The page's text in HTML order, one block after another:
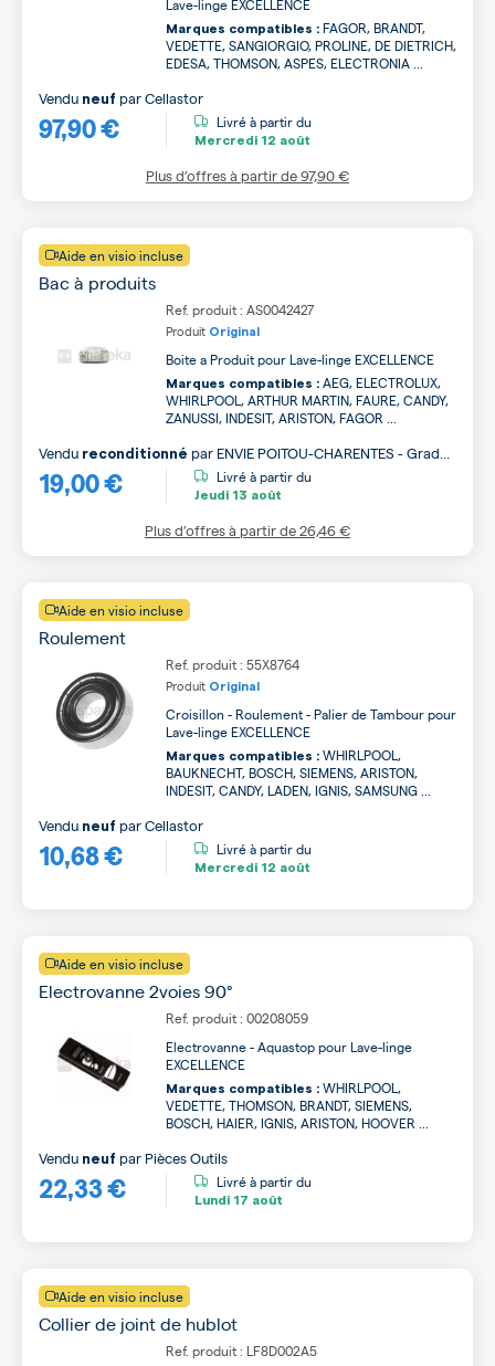
Lave-linge EXCELLENCE
Marques compatibles : FAGOR, BRANDT,
VEDETTE, SANGIORGIO, PROLINE, DE DIETRICH,
EDESA, THOMSON, ASPES, ELECTRONIA ...
97,90 €
Vendu neuf parCellastor
Livré à partir du
Mercredi 12 août
Plus d’offres à partir de97,90 €
Aide en visio incluse
Bac à produits
Ref. produit : AS0042427
Produit Original
Boite a Produit pour Lave-linge EXCELLENCE
Marques compatibles : AEG, ELECTROLUX,
WHIRLPOOL, ARTHUR MARTIN, FAURE, CANDY,
ZANUSSI, INDESIT, ARISTON, FAGOR ...
19,00 €
Vendu reconditionné par ENVIE POITOU-CHARENTES - Grade
B
Livré à partir du
Jeudi 13 août
Plus d’offres à partir de26,46 €
Aide en visio incluse
Roulement
Ref. produit : 55X8764
Produit Original
Croisillon - Roulement - Palier de Tambour pour
Lave-linge EXCELLENCE
Marques compatibles : WHIRLPOOL,
BAUKNECHT, BOSCH, SIEMENS, ARISTON,
INDESIT, CANDY, LADEN, IGNIS, SAMSUNG ...
10,68 €
Vendu neuf parCellastor
Livré à partir du
Mercredi 12 août
Aide en visio incluse
Electrovanne 2voies 90°
Ref. produit : 00208059
Electrovanne - Aquastop pour Lave-linge
EXCELLENCE
Marques compatibles : WHIRLPOOL,
VEDETTE, THOMSON, BRANDT, SIEMENS,
BOSCH, HAIER, IGNIS, ARISTON, HOOVER ...
22,33 €
Vendu neuf par Pièces Outils
Livré à partir du
Lundi 17 août
Aide en visio incluse
Collier de joint de hublot
Ref. produit : LF8D002A5